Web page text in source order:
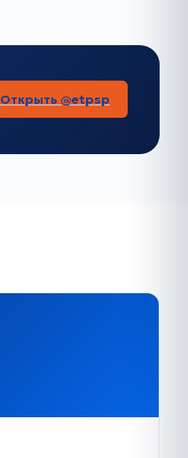
Открыть @etpsp